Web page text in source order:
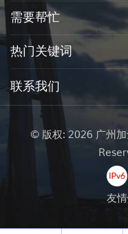
需要帮忙
热门关键词
联系我们
© 版权: 2026 广州
友